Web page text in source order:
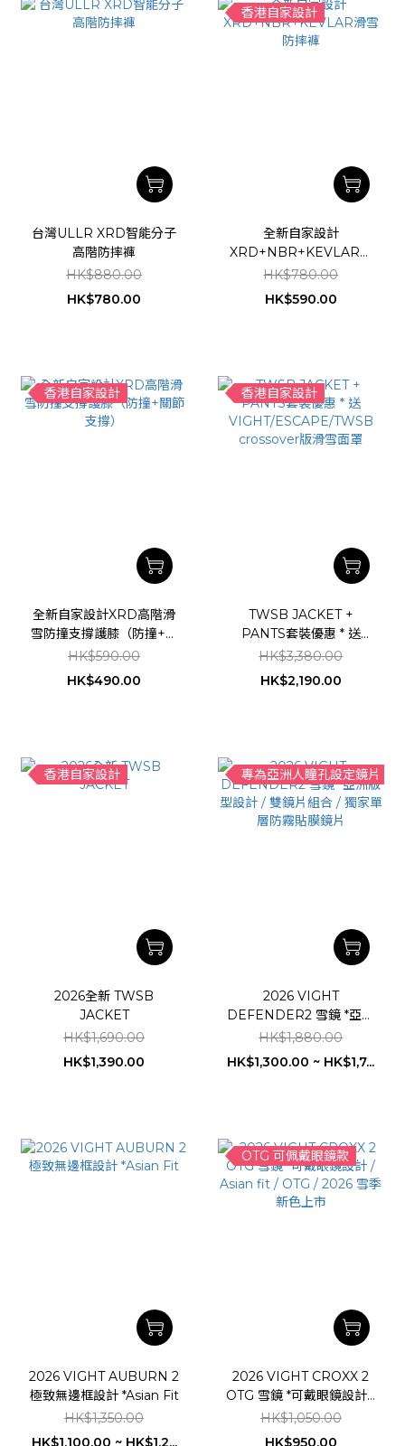
台灣ULLR XRD智能分子
高階防摔褲
HK$880.00
HK$780.00
香港自家設計
全新自家設計
XRD+NBR+KEVLAR滑
雪防摔褲
HK$780.00
HK$590.00
香港自家設計
全新自家設計XRD高階滑
雪防撞支撐護膝（防撞+關
節支撐）
HK$590.00
HK$490.00
香港自家設計
TWSB JACKET +
PANTS套裝優惠 * 送
VIGHT/ESCAPE/TWSB
crossover版滑雪面罩
HK$3,380.00
HK$2,190.00
香港自家設計
2026全新 TWSB
JACKET
HK$1,690.00
HK$1,390.00
專為亞洲人瞳孔設定鏡片
2026 VIGHT
DEFENDER2 雪鏡 *亞洲
版型設計 / 雙鏡片組合 / 獨
家單層防霧貼膜鏡片
HK$1,880.00
HK$1,300.00 ~ HK$1,7...
2026 VIGHT AUBURN 2
極致無邊框設計 *Asian Fit
HK$1,350.00
OTG 可佩戴眼鏡款
2026 VIGHT CROXX 2
OTG 雪鏡 *可戴眼鏡設計 /
Asian fit / OTG / 2026 雪
季新色上市
HK$1,050.00